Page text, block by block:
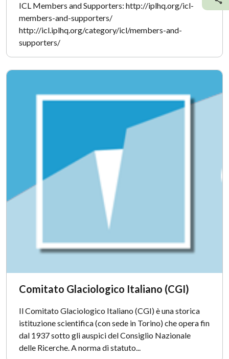
ICL Members and Supporters: http://iplhq.org/icl-
members-and-supporters/
http://icl.iplhq.org/category/icl/members-and-
supporters/
Comitato Glaciologico Italiano (CGI)
Il Comitato Glaciologico Italiano (CGI) è una storica
istituzione scientifica (con sede in Torino) che opera fin
dal 1937 sotto gli auspici del Consiglio Nazionale
delle Ricerche. A norma di statuto...